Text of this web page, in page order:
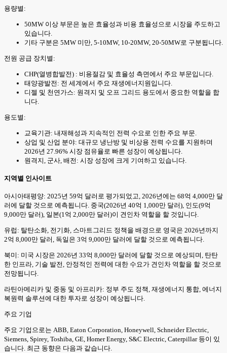
용량별:
50MW 이상 부문은 높은 효율성과 비용 효율성으로 시장을 주도하고
있습니다.
기타 구분은 5MW 미만, 5-10MW, 10-20MW, 20-50MW로 구분됩니다.
전원 공급 장치별:
CHP(열병합발전) : 비용절감 및 효율성 측면에서 주요 부문입니다.
태양광발전: 전 세계에서 주요 재생에너지원입니다.
디젤 및 천연가스: 원격지 및 오프 그리드 용도에서 중요한 역할을 합
니다.
용도별:
교육기관: 내재해성과 지속적인 전력 수요로 인한 주요 부문.
상업 및 산업 분야: 대규모 냉난방 및 비상용 전력 수요를 지원하며
2026년 27.96% 시장 점유율로 빠른 성장이 예상됩니다.
원격지, 군사, 배전: 시장 성장에 크게 기여하고 있습니다.
지역별 인사이트
아시아태평양: 2025년 59억 달러로 평가되었고, 2026년에는 68억 4,000만 달
러에 달할 것으로 예측됩니다. 중국(2026년 40억 1,000만 달러), 인도(9억
9,000만 달러), 일본(1억 2,000만 달러)이 견인차 역할을 할 것입니다.
유럽: 탈탄소화, 전기화, 스마트그리드 정책을 배경으로 영국은 2026년까지
2억 8,000만 달러, 독일은 3억 9,000만 달러에 달할 것으로 예측됩니다.
북미: 미국 시장은 2026년 33억 8,000만 달러에 달할 것으로 예상되며, 탄탄
한 인프라, 기술 발전, 안정적인 전력에 대한 수요가 견인차 역할을 할 것으로
전망됩니다.
라틴아메리카 및 중동 및 아프리카: 정부 주도 정책, 재생에너지 통합, 에너지
복원력 솔루션에 대한 투자로 성장이 예상됩니다.
주요 기업
주요 기업으로는 ABB, Eaton Corporation, Honeywell, Schneider Electric,
Siemens, Spirey, Toshiba, GE, Homer Energy, S&C Electric, Caterpillar 등이 있
습니다. 최근 동향은 다음과 같습니다.